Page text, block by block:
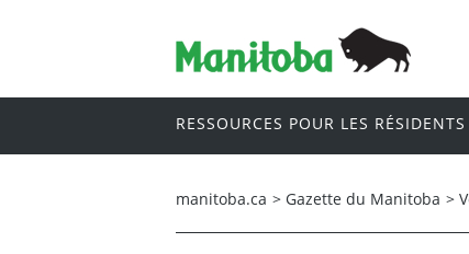
RESSOURCES POUR LES RÉSIDENTS
manitoba.ca > Gazette du Manitoba >